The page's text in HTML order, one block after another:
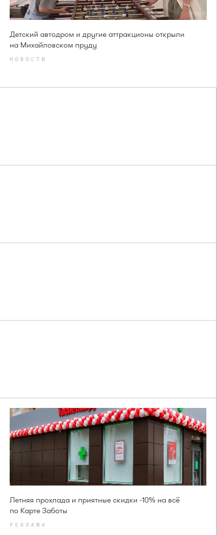
Детский автодром и другие аттракционы открыли
на Михайловском пруду
НОВОСТИ
Летняя прохлада и приятные скидки -10% на всё
по Карте Заботы
РЕКЛАМА